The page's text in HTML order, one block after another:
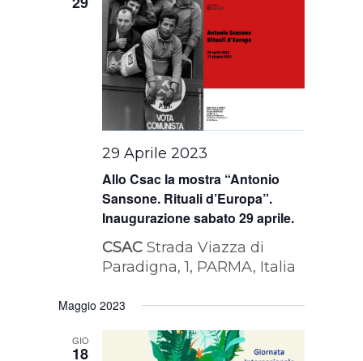
Allo Csac la mostra “Antonio
Sansone. Rituali d’Europa”.
Inaugurazione sabato 29 aprile.
29 Aprile 2023
CSACStrada Viazza di
Paradigna, 1, PARMA, Italia
Maggio 2023
GIO
18